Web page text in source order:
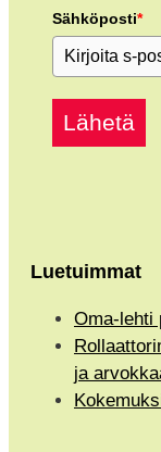
Sähköposti*
Lähetä
Luetuimmat
Oma-lehti
ja